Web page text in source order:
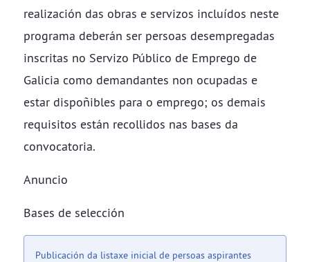
realización das obras e servizos incluídos neste
programa deberán ser persoas desempregadas
inscritas no Servizo Público de Emprego de
Galicia como demandantes non ocupadas e
estar dispoñibles para o emprego; os demais
requisitos están recollidos nas bases da
convocatoria.
Anuncio
Bases de selección
Publicación da listaxe inicial de persoas aspirantes